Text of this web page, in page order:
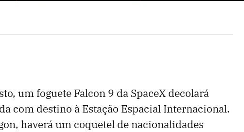
um foguete Falcon 9 da SpaceX decolará
com destino à Estação Espacial Internacional.
haverá um coquetel de nacionalidades